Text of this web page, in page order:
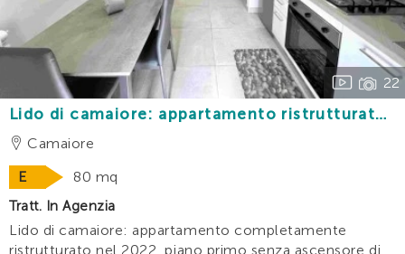
22
Lido di camaiore: appartamento ristrutturato
con 3 camere e terrazza vivibile a 200 mt dal
mare
Camaiore
E
80 mq
Tratt. In Agenzia
Lido di camaiore: appartamento completamente
ristrutturato nel 2022, piano primo senza ascensore di